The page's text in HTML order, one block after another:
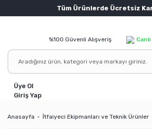
Tüm Ürünlerde Ücretsiz
%100 Güvenli Alışveriş
Üye Ol
Giriş Yap
Anasayfa İtfaiyeci Ekipmanları ve Teknik Ürünler